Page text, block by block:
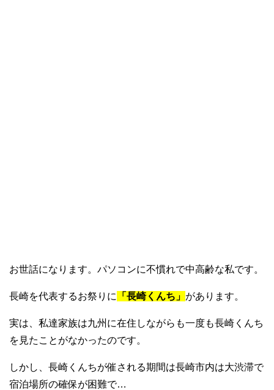
お世話になります。パソコンに不慣れで中高齢な私です。
長崎を代表するお祭りに 「長崎くんち」 があります。
実は、私達家族は九州に在住しながらも一度も長崎くんち
を見たことがなかったのです。
しかし、長崎くんちが催される期間は長崎市内は大渋滞で
宿泊場所の確保が困難で…